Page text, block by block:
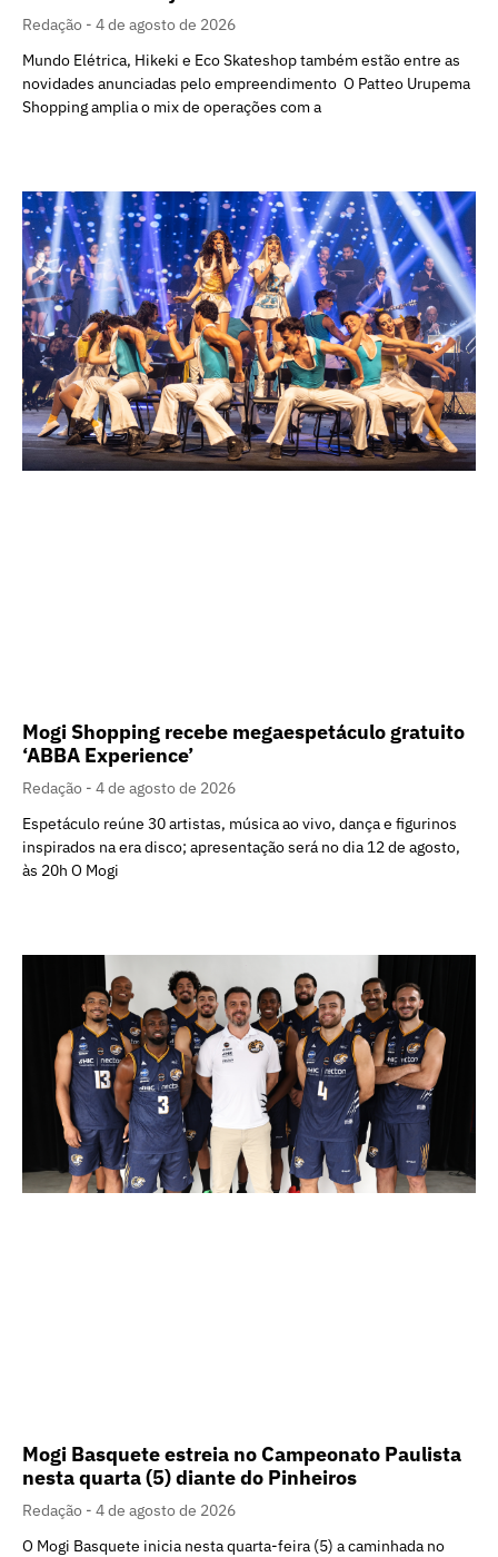
Redação
4 de agosto de 2026
Mundo Elétrica, Hikeki e Eco Skateshop também estão entre as
novidades anunciadas pelo empreendimento O Patteo Urupema
Shopping amplia o mix de operações com a
Mogi Shopping recebe megaespetáculo gratuito
‘ABBA Experience’
Redação
4 de agosto de 2026
Espetáculo reúne 30 artistas, música ao vivo, dança e figurinos
inspirados na era disco; apresentação será no dia 12 de agosto,
às 20h O Mogi
Mogi Basquete estreia no Campeonato Paulista
nesta quarta (5) diante do Pinheiros
Redação
4 de agosto de 2026
O Mogi Basquete inicia nesta quarta-feira (5) a caminhada no